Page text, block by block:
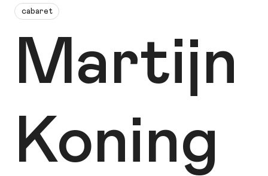
cabaret
Martijn
Koning